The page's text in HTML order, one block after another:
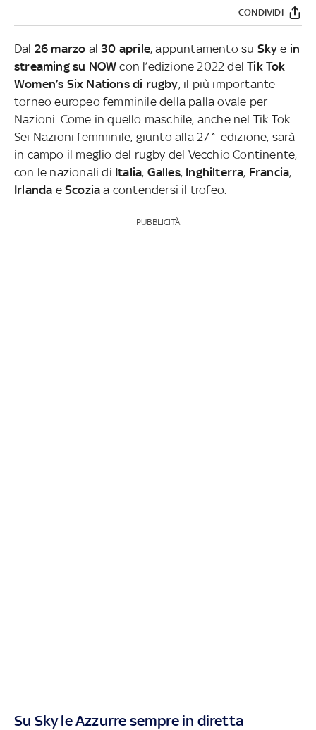
CONDIVIDI
Dal 26 marzo al 30 aprile, appuntamento su Sky e in
streaming su NOW con l’edizione 2022 delTik Tok
Women’s Six Nations di rugby, il più importante
torneo europeo femminile della palla ovale per
Nazioni. Come in quello maschile, anche nel Tik Tok
Sei Nazioni femminile, giunto alla 27^ edizione, sarà
in campo il meglio del rugby del Vecchio Continente,
con le nazionali di Italia, Galles, Inghilterra, Francia,
Irlanda e Scozia a contendersi il trofeo.
PUBBLICITÀ
Su Sky le Azzurre sempre in diretta